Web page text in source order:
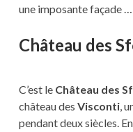
une imposante façade …
Château des
C’est le Château des
château des Visconti,
pendant deux siècles. En